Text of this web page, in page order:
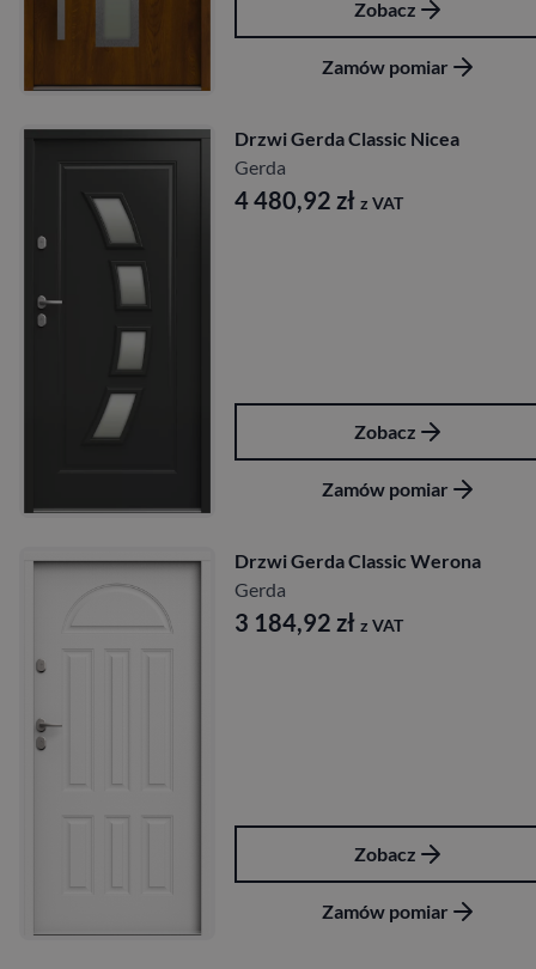
Zobacz
Zamów pomiar
Drzwi Gerda Classic Nicea
Gerda
4 480,92 zł z VAT
Zobacz
Zamów pomiar
Drzwi Gerda Classic Werona
Gerda
3 184,92 zł z VAT
Zobacz
Zamów pomiar